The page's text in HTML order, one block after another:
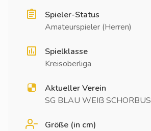
Spieler-Status
Amateurspieler (Herren)
Spielklasse
Kreisoberliga
Aktueller Verein
SG BLAU WEIß SCHORBUS
Größe (in cm)